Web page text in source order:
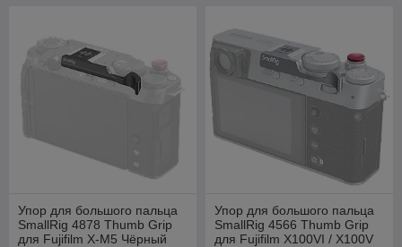
Упор для большого пальца
SmallRig 4878 Thumb Grip
для Fujifilm X-M5 Чёрный
Упор для большого пальца
SmallRig 4566 Thumb Grip
для Fujifilm X100VI / X100V